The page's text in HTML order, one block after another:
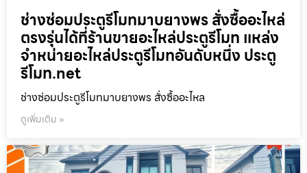
ช่างซ่อมประตูรีโมทมาบยางพร สั่งซื้ออะไหล่
ตรงรุ่นได้ที่ร้านขายอะไหล่ประตูรีโมท แหล่ง
จำหน่ายอะไหล่ประตูรีโมทอันดับหนึ่ง ประตู
รีโมท.net
ช่างซ่อมประตูรีโมทมาบยางพร สั่งซื้ออะไหล
ดูเพิ่มเติม »